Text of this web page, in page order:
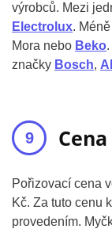
výrobců. Mezi
Electrolux.
Mora nebo Beko
značky Bosch,
Cena
Pořizovací cena
Kč. Za tuto cenu
provedením.